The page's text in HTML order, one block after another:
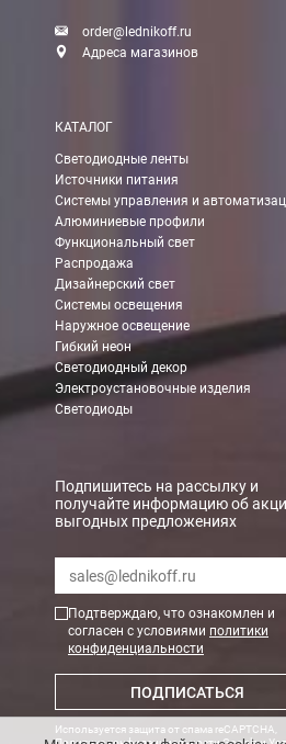
order@lednikoff.ru
Адреса магазинов
КАТАЛОГ
Светодиодные ленты
Источники питания
Системы управления и
Алюминиевые профили
Функциональный свет
Распродажа
Дизайнерский свет
Системы освещения
Наружное освещение
Гибкий неон
Светодиодный декор
Электроустановочные изделия
Светодиоды
Подпишитесь на рассылку и
получайте информацию об
выгодных предложениях
Подтверждаю, что ознакомлен и
согласен с условиями политики
конфиденциальности
ПОДПИСАТЬСЯ
Используется защита от спама reCAPTCHA,